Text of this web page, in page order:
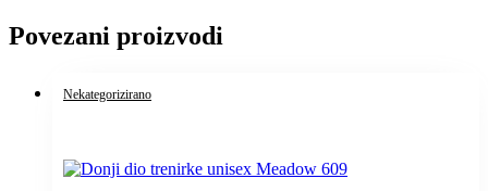
Povezani proizvodi
Nekategorizirano